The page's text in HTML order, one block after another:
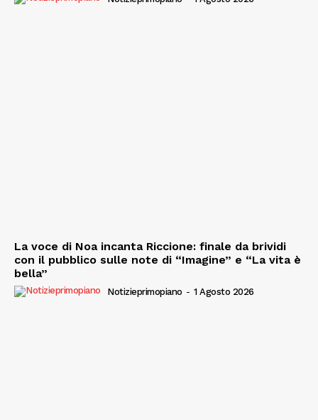
La voce di Noa incanta Riccione: finale da brividi
con il pubblico sulle note di “Imagine” e “La vita è
bella”
Notizieprimopiano - 1 Agosto 2026